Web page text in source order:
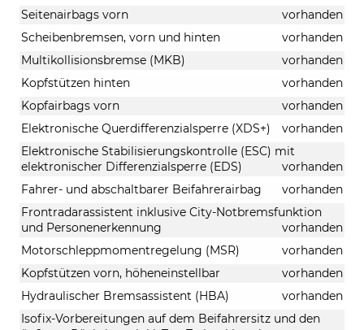
Seitenairbags vorn
vorhanden
Scheibenbremsen, vorn und hinten
vorhanden
Multikollisionsbremse (MKB)
vorhanden
Kopfstützen hinten
vorhanden
Kopfairbags vorn
vorhanden
Elektronische Querdifferenzialsperre (XDS+)
vorhanden
Elektronische Stabilisierungskontrolle (ESC) mit
elektronischer Differenzialsperre (EDS)
vorhanden
Fahrer- und abschaltbarer Beifahrerairbag
vorhanden
Frontradarassistent inklusive City-Notbremsfunktion
und Personenerkennung
vorhanden
Motorschleppmomentregelung (MSR)
vorhanden
Kopfstützen vorn, höheneinstellbar
vorhanden
Hydraulischer Bremsassistent (HBA)
vorhanden
Isofix-Vorbereitungen auf dem Beifahrersitz und den